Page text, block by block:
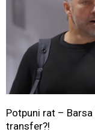
Potpuni rat –
transfer?!